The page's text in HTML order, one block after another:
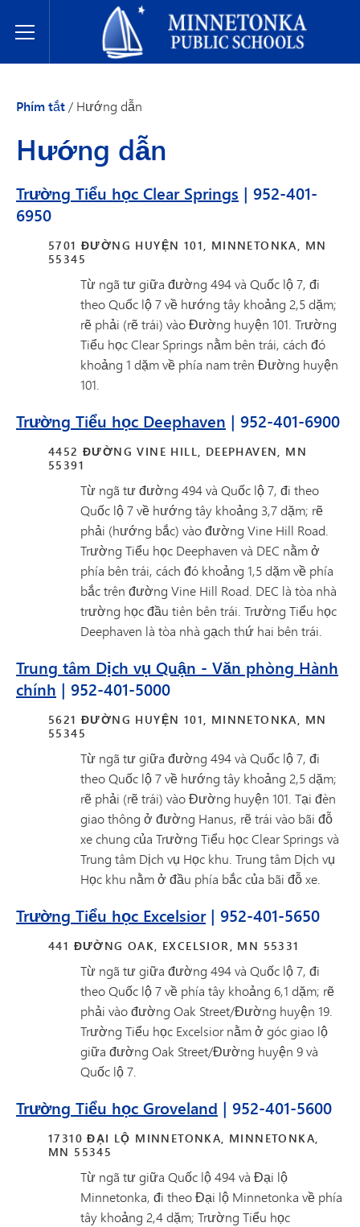
Toggle Menu
Hệ thống Trường Công lập Minnetonka
Phím tắt/ Hướng dẫn
Hướng dẫn
Trường Tiểu học Clear Springs | 952-401-
6950
5701 ĐƯỜNG HUYỆN 101, MINNETONKA, MN
55345
Từ ngã tư giữa đường 494 và Quốc lộ 7, đi
theo Quốc lộ 7 về hướng tây khoảng 2,5 dặm;
rẽ phải (rẽ trái) vào Đường huyện 101. Trường
Tiểu học Clear Springs nằm bên trái, cách đó
khoảng 1 dặm về phía nam trên Đường huyện
101.
Trường Tiểu học Deephaven | 952-401-6900
4452 ĐƯỜNG VINE HILL, DEEPHAVEN, MN
55391
Từ ngã tư đường 494 và Quốc lộ 7, đi theo
Quốc lộ 7 về hướng tây khoảng 3,7 dặm; rẽ
phải (hướng bắc) vào đường Vine Hill Road.
Trường Tiểu học Deephaven và DEC nằm ở
phía bên trái, cách đó khoảng 1,5 dặm về phía
bắc trên đường Vine Hill Road. DEC là tòa nhà
trường học đầu tiên bên trái. Trường Tiểu học
Deephaven là tòa nhà gạch thứ hai bên trái.
Trung tâm Dịch vụ Quận - Văn phòng Hành
chính | 952-401-5000
5621 ĐƯỜNG HUYỆN 101, MINNETONKA, MN
55345
Từ ngã tư giữa đường 494 và Quốc lộ 7, đi
theo Quốc lộ 7 về hướng tây khoảng 2,5 dặm;
rẽ phải (rẽ trái) vào Đường huyện 101. Tại đèn
giao thông ở đường Hanus, rẽ trái vào bãi đỗ
xe chung của Trường Tiểu học Clear Springs và
Trung tâm Dịch vụ Học khu. Trung tâm Dịch vụ
Học khu nằm ở đầu phía bắc của bãi đỗ xe.
Trường Tiểu học Excelsior| 952-401-5650
441 ĐƯỜNG OAK, EXCELSIOR, MN 55331
Từ ngã tư giữa đường 494 và Quốc lộ 7, đi
theo Quốc lộ 7 về phía tây khoảng 6,1 dặm; rẽ
phải vào đường Oak Street/Đường huyện 19.
Trường Tiểu học Excelsior nằm ở góc giao lộ
giữa đường Oak Street/Đường huyện 9 và
Quốc lộ 7.
Trường Tiểu học Groveland | 952-401-5600
17310 ĐẠI LỘ MINNETONKA, MINNETONKA,
MN 55345
Từ ngã tư giữa Quốc lộ 494 và Đại lộ
Minnetonka, đi theo Đại lộ Minnetonka về phía
tây khoảng 2,4 dặm; Trường Tiểu học